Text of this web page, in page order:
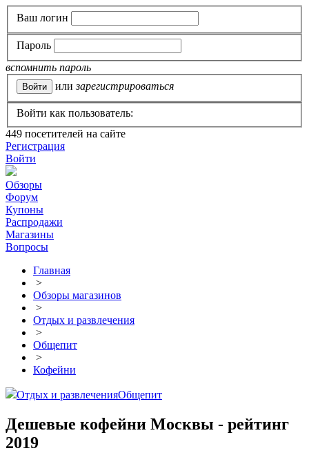
Ваш логин
Пароль
вспомнить пароль
или зарегистрироваться
Войти как пользователь:
449 посетителей на сайте
Регистрация
Войти
Обзоры
Форум
Купоны
Распродажи
Магазины
Вопросы
Главная
>
Обзоры магазинов
>
Отдых и развлечения
>
Общепит
>
Кофейни
Отдых и развлеченияОбщепит
Дешевые кофейни Москвы - рейтинг
2019